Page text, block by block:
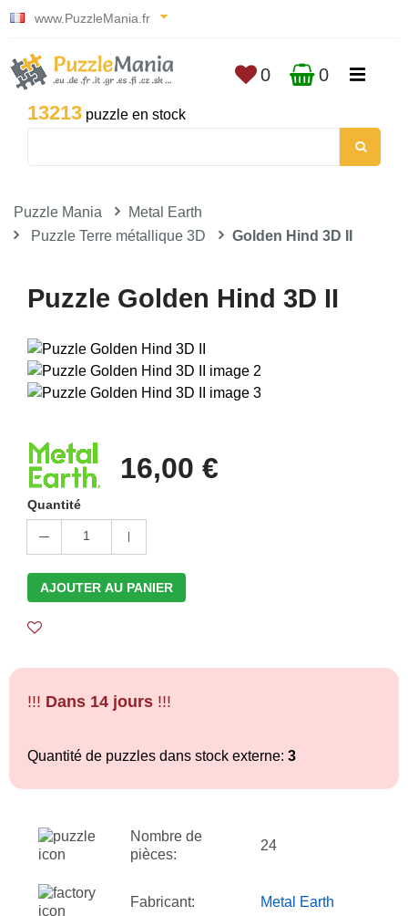
www.PuzzleMania.fr
13213 puzzle en stock
0 0
Puzzle Mania
Metal Earth
Puzzle Terre métallique 3D
Golden Hind 3D II
Puzzle Golden Hind 3D II
16,00 €
Quantité
1
AJOUTER AU PANIER
!!! Dans 14 jours !!!
Quantité de puzzles dans stock externe: 3
Nombre de
pièces:
24
Fabricant: Metal Earth